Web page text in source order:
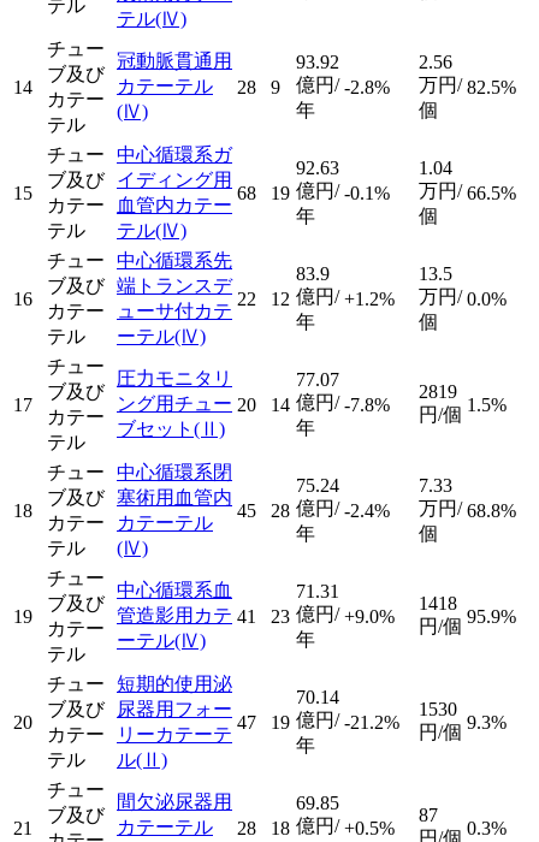
テル
テル(Ⅳ)
14
チュー
ブ及び
カテー
テル
冠動脈貫通用
カテーテル
(Ⅳ)
28 9
93.92
億円/
年
-2.8%
2.56
万円/
個
82.5%
15
チュー
ブ及び
カテー
テル
中心循環系ガ
イディング用
血管内カテー
テル(Ⅳ)
68 19
92.63
億円/
年
-0.1%
1.04
万円/
個
66.5%
16
チュー
ブ及び
カテー
テル
中心循環系先
端トランスデ
ューサ付カテ
ーテル(Ⅳ)
22 12
83.9
億円/
年
+1.2%
13.5
万円/
個
0.0%
17
チュー
ブ及び
カテー
テル
圧力モニタリ
ング用チュー
ブセット (Ⅱ)
20 14
77.07
億円/
年
-7.8%
2819
円/個 1.5%
18
チュー
ブ及び
カテー
テル
中心循環系閉
塞術用血管内
カテーテル
(Ⅳ)
45 28
75.24
億円/
年
-2.4%
7.33
万円/
個
68.8%
19
チュー
ブ及び
カテー
テル
中心循環系血
管造影用カテ
ーテル(Ⅳ)
41 23
71.31
億円/
年
+9.0%
1418
円/個 95.9%
20
チュー
ブ及び
カテー
テル
短期的使用泌
尿器用フォー
リーカテーテ
ル(Ⅱ)
47 19
70.14
億円/
年
-21.2%
1530
円/個 9.3%
21
チュー
ブ及び
間欠泌尿器用
カテーテル
28 18
69.85
億円/ +0.5%
87
0.3%